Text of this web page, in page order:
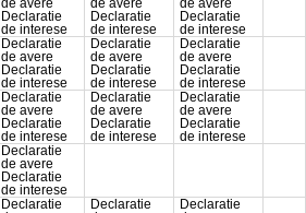
de avere
Declaratie
de interese
de avere
Declaratie
de interese
de avere
Declaratie
de interese
Declaratie
de avere
Declaratie
de interese
Declaratie
de avere
Declaratie
de interese
Declaratie
de avere
Declaratie
de interese
Declaratie
de avere
Declaratie
de interese
Declaratie
de avere
Declaratie
de interese
Declaratie
de avere
Declaratie
de interese
Declaratie
de avere
Declaratie
de interese
Declaratie
Declaratie
Declaratie